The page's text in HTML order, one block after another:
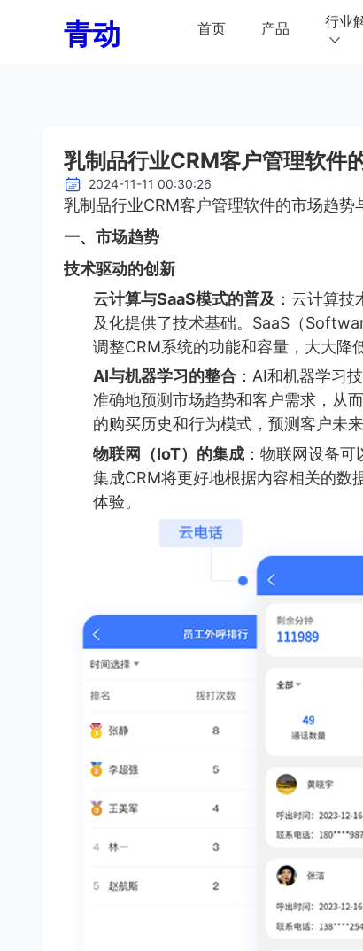
青动 首页 产品 行业
乳制品行业CRM客户管理软件
2024-11-11 00:30:26
乳制品行业CRM客户管理软件的市场趋势
一、市场趋势
技术驱动的创新
云计算与SaaS模式的普及 ：云计算
及化提供了技术基础。SaaS（
调整CRM系统的功能和容量，大大降
AI与机器学习的整合：AI和机器学习
准确地预测市场趋势和客户需求，从
的购买历史和行为模式，预测客户未
物联网（IoT）的集成：物联网设备可
集成CRM将更好地根据内容相关的数
体验。